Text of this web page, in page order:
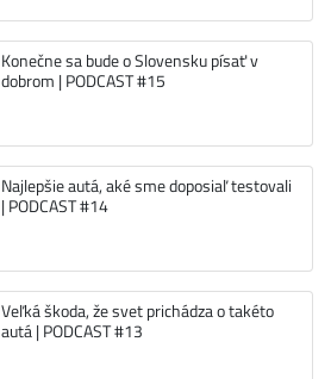
Konečne sa bude o Slovensku písať v
dobrom | PODCAST #15
Najlepšie autá, aké sme doposiaľ testovali
| PODCAST #14
Veľká škoda, že svet prichádza o takéto
autá | PODCAST #13